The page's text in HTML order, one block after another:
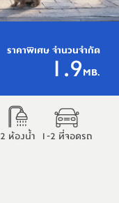
ราคาพิเศษ จำนวนจำกัด
1.9MB.
2 ห้องน้ำ 1-2 ที่จอดรถ